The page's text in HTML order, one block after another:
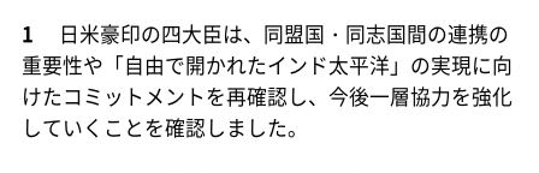
1
日米豪印の四大臣は、同盟国・同志国間の連携の
重要性や「自由で開かれたインド太平洋」の実現に向
けたコミットメントを再確認し、今後一層協力を強化
していくことを確認しました。